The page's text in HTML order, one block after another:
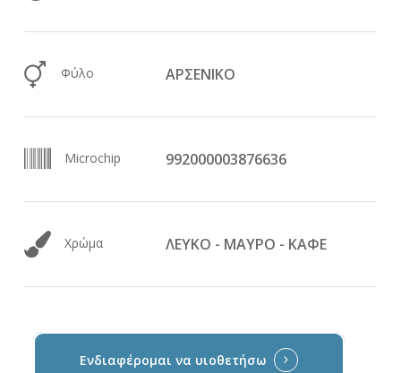
Φύλο ΑΡΣΕΝΙΚΟ
Microchip 992000003876636
Χρώμα ΛΕΥΚΟ - ΜΑΥΡΟ - ΚΑΦΕ
Ενδιαφέρομαι να υιοθετήσω